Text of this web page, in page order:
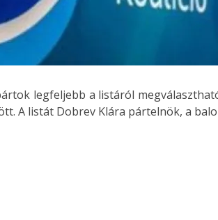
legfeljebb a listáról
A listát Dobrev Klára pártelnök, a